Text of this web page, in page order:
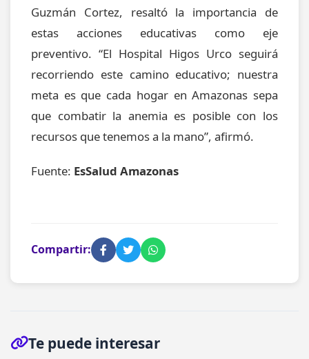
Guzmán Cortez, resaltó la importancia de
estas acciones educativas como eje
preventivo. “El Hospital Higos Urco seguirá
recorriendo este camino educativo; nuestra
meta es que cada hogar en Amazonas sepa
que combatir la anemia es posible con los
recursos que tenemos a la mano”, afirmó.
Fuente: EsSalud Amazonas
Compartir:
Te puede interesar